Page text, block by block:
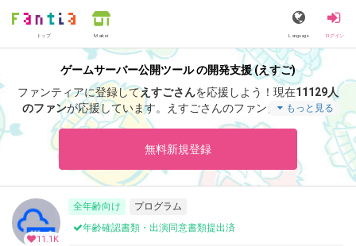
トップ Market Language ログイン
ゲームサーバー公開ツール の開発支援 (えすご)
ファンティアに登録してえすごさんを応援しよう！ 現在11129人
のファンが応援しています。 えすごさんのファンクラブ「えす
ご
」では、「サポート感謝！アドレス固定化「なし」・月額プラ
ンの招待キーです。
」などの特別なコンテンツをお楽しみいただ
けます。
もっと見る
無料新規登録
11.1K
全年齢向け
プログラム
年齢確認書類・出演同意書類提出済